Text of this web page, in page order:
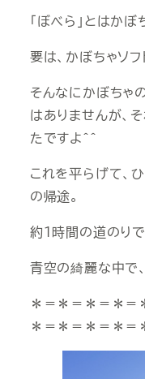
「ぼべら」とはかぼ
要は、かぼちゃソフ
そんなにかぼちゃ
はありませんが、
たですよ＾＾
これを平らげて、
の帰途。
約１時間の道のりで
青空の綺麗な中で
＊＝＊＝＊＝＊
＊＝＊＝＊＝＊＝